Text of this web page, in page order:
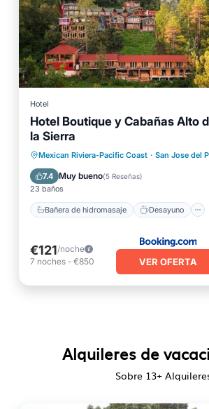
Hotel
Hotel Boutique y Cabañas Alto
la Sierra
Mexican Riviera-Pacific Coast · San Jose del Pacifico
7.4 Muy bueno(5 Reseñas)
23 baños
Bañera de hidromasaje Desayuno
Bañera de hidromasaje
Desayuno
Aparcamiento
Balcón/Terraza
€121/noche
7 noches - €850 VER OFERTA
Alquileres de
Sobre 13+